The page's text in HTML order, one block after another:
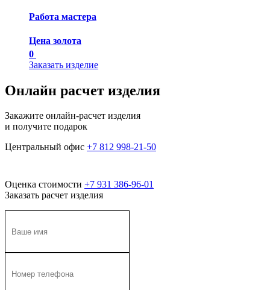
Работа мастера
Цена золота
0
Заказать изделие
Онлайн расчет изделия
Закажите онлайн-расчет изделия
и получите подарок
Центральный офис +7 812 998-21-50
Оценка стоимости +7 931 386-96-01
Заказать расчет изделия